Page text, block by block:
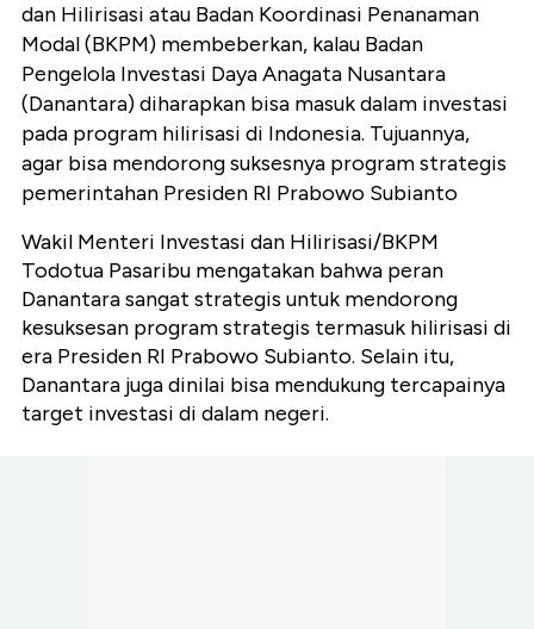
dan Hilirisasi atau Badan Koordinasi Penanaman
Modal (BKPM) membeberkan, kalau Badan
Pengelola Investasi Daya Anagata Nusantara
(Danantara) diharapkan bisa masuk dalam investasi
pada program hilirisasi di Indonesia. Tujuannya,
agar bisa mendorong suksesnya program strategis
pemerintahan Presiden RI Prabowo Subianto
Wakil Menteri Investasi dan Hilirisasi/BKPM
Todotua Pasaribu mengatakan bahwa peran
Danantara sangat strategis untuk mendorong
kesuksesan program strategis termasuk hilirisasi di
era Presiden RI Prabowo Subianto. Selain itu,
Danantara juga dinilai bisa mendukung tercapainya
target investasi di dalam negeri.